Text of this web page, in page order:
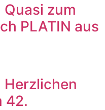
Quasi zum
PLATIN aus
Herzlichen
42.